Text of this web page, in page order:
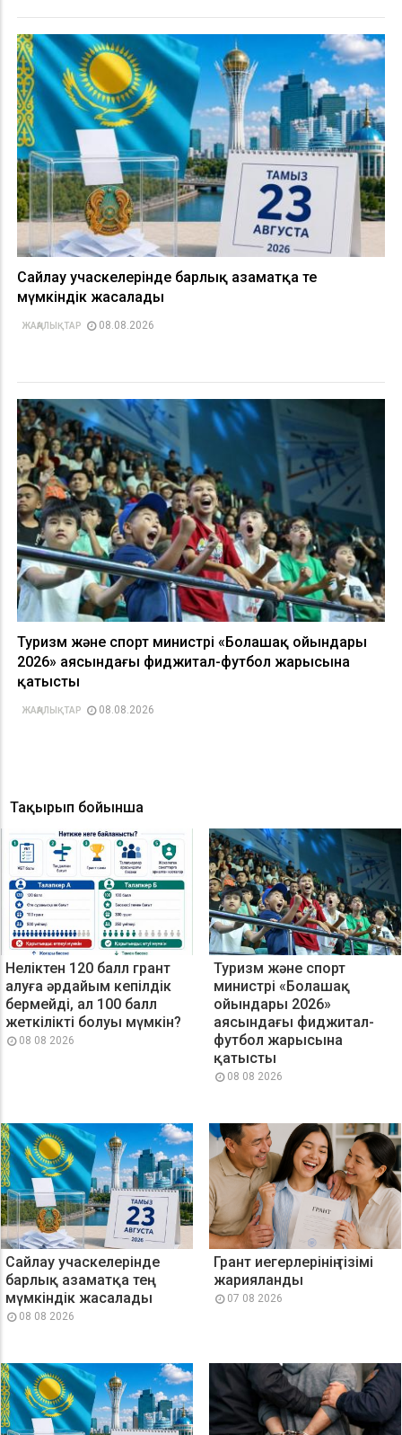
Сайлау учаскелерінде барлық азаматқа тең
мүмкіндік жасалады
ЖАҢАЛЫҚТАР 08.08.2026
Туризм және спорт министрі «Болашақ ойындары
2026» аясындағы фиджитал-футбол жарысына
қатысты
ЖАҢАЛЫҚТАР 08.08.2026
Тақырып бойынша
Неліктен 120 балл грант
алуға әрдайым кепілдік
бермейді, ал 100 балл
жеткілікті болуы мүмкін?
08 08 2026
Туризм және спорт
министрі «Болашақ
ойындары 2026»
аясындағы фиджитал-
футбол жарысына
қатысты
08 08 2026
Сайлау учаскелерінде
барлық азаматқа тең
мүмкіндік жасалады
08 08 2026
Грант иегерлерінің тізімі
жарияланды
07 08 2026